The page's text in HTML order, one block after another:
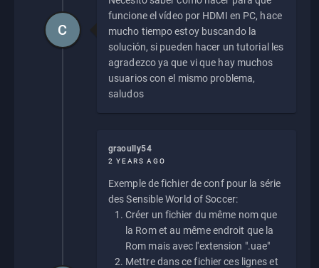
funcione el vídeo por HDMI en PC, hace
mucho tiempo estoy buscando la
solución, si pueden hacer un tutorial les
agradezco ya que vi que hay muchos
usuarios con el mismo problema,
saludos
C
graoully54
2 YEARS AGO
Exemple de fichier de conf pour la série
des Sensible World of Soccer:
Créer un fichier du même nom que
la Rom et au même endroit que la
Rom mais avec l'extension ".uae"
Mettre dans ce fichier ces lignes et